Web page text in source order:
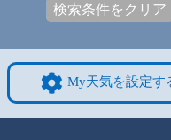
検索条件をクリア
My天気を設定す